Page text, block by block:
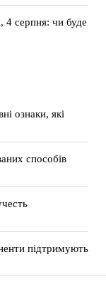
4 серпня: чи буде
ознаки, які
способів
підтримують